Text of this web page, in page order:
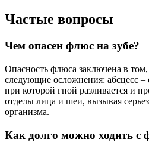
Частые вопросы
Чем опасен флюс на зубе?
Опасность флюса заключена в том,
следующие осложнения: абсцесс –
при которой гной разливается и
отделы лица и шеи, вызывая
организма.
Как долго можно ходить с